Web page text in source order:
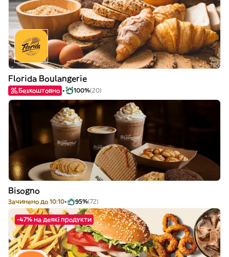
Florida Boulangerie
Безкоштовно 100%(20)
Bisogno
Зачинено до 10:10 95%(72)
-47% на деякі продукти